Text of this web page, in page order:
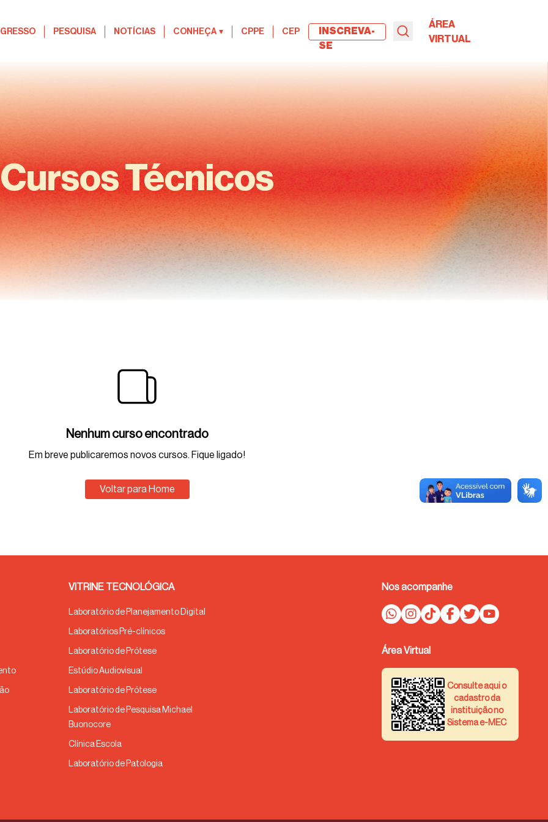
PESQUISA NOTÍCIAS CONHEÇA ▾ CPPE CEP
INSCREVA-
SE
ÁREA
VIRTUAL
Cursos Técnicos
Nenhum curso encontrado
Em breve publicaremos novos cursos. Fique ligado!
Voltar para Home
VITRINE TECNOLÓGICA
Laboratório de Planejamento Digital
Laboratórios Pré-clínicos
Laboratório de Prótese
Estúdio Audiovisual
Laboratório de Prótese
Laboratório de Pesquisa Michael
Buonocore
Clínica Escola
Laboratório de Patologia
Nos acompanhe
Área Virtual
Consulte aqui o
cadastro da
instituição no
Sistema e-MEC